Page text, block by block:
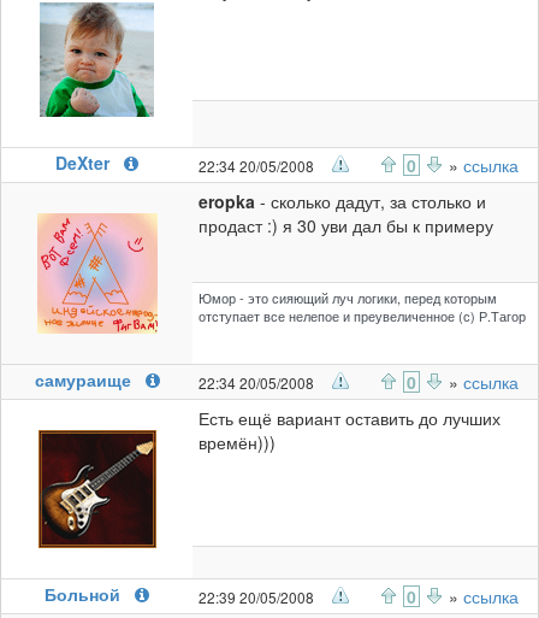
DeXter 22:34 20/05/2008 0 » ссылка
eropka - сколько дадут, за столько и
продаст :) я 30 уви дал бы к примеру
Юмор - это сияющий луч логики, перед которым
отступает все нелепое и преувеличенное (с) Р.Тагор
самураище 22:34 20/05/2008 0 » ссылка
Есть ещё вариант оставить до лучших
времён)))
Больной 22:39 20/05/2008 0 » ссылка